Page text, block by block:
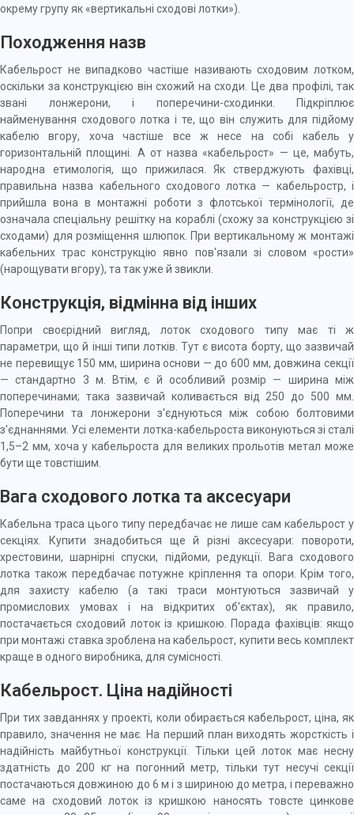
окрему групу як «вертикальні сходові лотки»).
Походження назв
Кабельрост не випадково частіше називають сходовим лотком,
оскільки за конструкцією він схожий на сходи. Це два профілі, так
звані лонжерони, і поперечини-сходинки. Підкріплює
найменування сходового лотка і те, що він служить для підйому
кабелю вгору, хоча частіше все ж несе на собі кабель у
горизонтальній площині. А от назва «кабельрост» — це, мабуть,
народна етимологія, що прижилася. Як стверджують фахівці,
правильна назва кабельного сходового лотка — кабельростр, і
прийшла вона в монтажні роботи з флотської термінології, де
означала спеціальну решітку на кораблі (схожу за конструкцією зі
сходами) для розміщення шлюпок. При вертикальному ж монтажі
кабельних трас конструкцію явно пов'язали зі словом «рости»
(нарощувати вгору), та так уже й звикли.
Конструкція, відмінна від інших
Попри своєрідний вигляд, лоток сходового типу має ті ж
параметри, що й інші типи лотків. Тут є висота борту, що зазвичай
не перевищує 150 мм, ширина основи — до 600 мм, довжина секції
— стандартно 3 м. Втім, є й особливий розмір — ширина між
поперечинами; така зазвичай коливається від 250 до 500 мм.
Поперечини та лонжерони з'єднуються між собою болтовими
з'єднаннями. Усі елементи лотка-кабельроста виконуються зі сталі
1,5–2 мм, хоча у кабельроста для великих прольотів метал може
бути ще товстішим.
Вага сходового лотка та аксесуари
Кабельна траса цього типу передбачає не лише сам кабельрост у
секціях. Купити знадобиться ще й різніаксесуари: повороти,
хрестовини, шарнірні спуски, підйоми, редукції. Вага сходового
лотка також передбачає потужне кріплення та опори. Крім того,
для захисту кабелю (а такі траси монтуються зазвичай у
промислових умовах і на відкритих об'єктах), як правило,
постачається сходовий лоток із кришкою. Порада фахівців: якщо
при монтажі ставка зроблена на кабельрост, купити весь комплект
краще в одного виробника, для сумісності.
Кабельрост. Ціна надійності
При тих завданнях у проекті, коли обирається кабельрост, ціна, як
правило, значення не має. На перший план виходять жорсткість і
надійність майбутньої конструкції. Тільки цей лоток має несну
здатність до 200 кг на погонний метр, тільки тут несучі секції
постачаються довжиною до 6 м і з шириною до метра, і переважно
саме на сходовий лоток із кришкою наносять товсте цинкове